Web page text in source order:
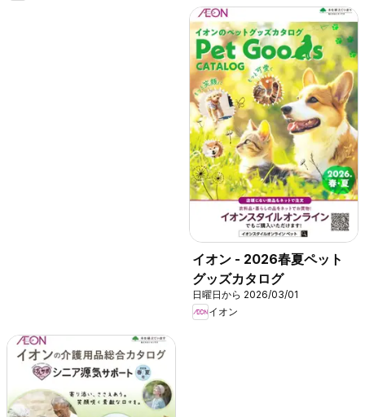
イオン - 2026春夏ペット
グッズカタログ
日曜日から 2026/03/01
イオン